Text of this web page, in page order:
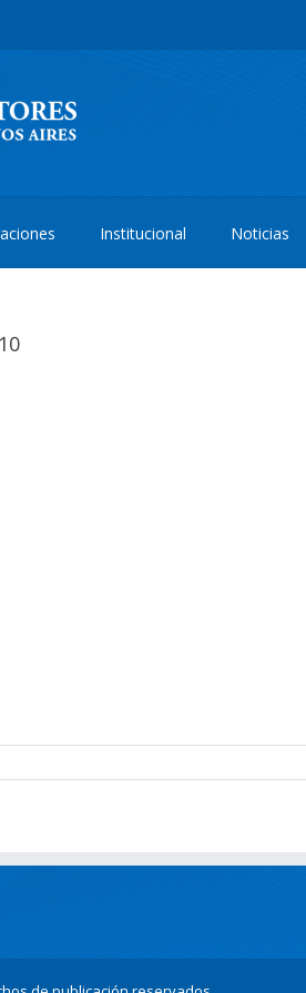
Institucional Noticias